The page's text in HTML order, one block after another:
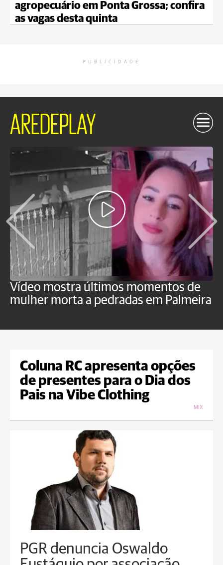
agropecuário em Ponta Grossa; confira
as vagas desta quinta
PUBLICIDADE
AREDEPLAY
Vídeo mostra últimos momentos de
mulher morta a pedradas em Palmeira
Coluna RC apresenta opções
de presentes para o Dia dos
Pais na Vibe Clothing
MIX
PGR denuncia Oswaldo